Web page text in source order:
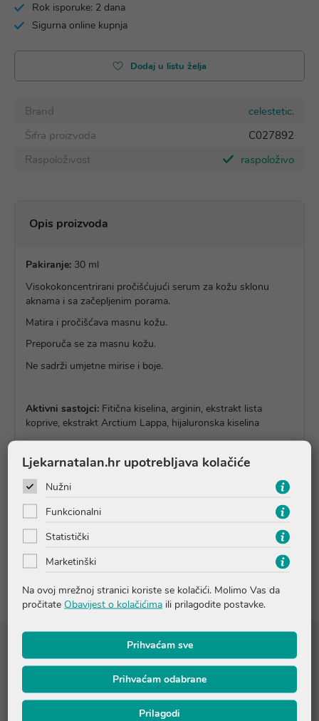
Rok isporuke: 2 dana
Sigurna online kupnja
Dodaj u listu želja
Brand
celestetic.
Šifra proizvoda
C027892
Raspoloživost
raspoloživo
Opis proizvoda
Pakiranje: 30 ml
Visokokoncentrirani pročišćujući serum za kožu sklonu
aknama i sa začepljenim porama.
Matira i pročišćava masnu kožu.
Preporuča se za masnu kožu.
Ne sadrži umjetne mirise i boje.
Aktivni sastojci: Fitična kiselina, arginin, ekstrakt lista
koprive, ekstrakt Arctium Lappa, hijaluronska kiselina
Upute o proizvodu
Pitanja i odgovori
Recenzije
Sastojci
AQUA, CETEARYL ALCOHOL, GLYCERIN, CETYL PHOSPHATE,
DIMETHYL ISOSORBIDE, ARGININE, PHYTIC ACID, SODIUM
Ljekarnatalan.hr upotrebljava kolačiće
Nužni
Funkcionalni
Statistički
Marketinški
Na ovoj mrežnoj stranici koriste se kolačići. Molimo Vas da
pročitate Obavijest o kolačićima ili prilagodite postavke.
Prihvaćam sve
Prihvaćam odabrane
Prilagodi